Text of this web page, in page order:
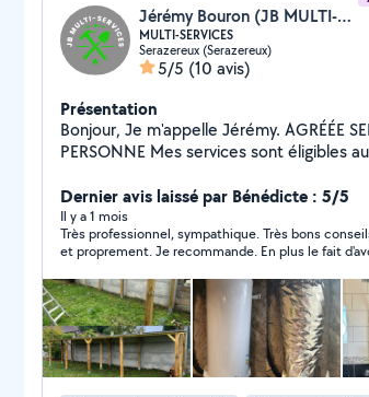
Jérémy Bouron (JB MULTI-SERVICES)
MULTI-SERVICES
Serazereux (Serazereux)
5/5 (10 avis)
Présentation
Bonjour, Je m'appelle Jérémy. AGRÉÉE SERVICE À LA
PERSONNE Mes services sont éligibles
avec avance immédiate. Je vous propose mes services
pour : - Travaux de bricolages intérieur et extérieur -
Entretien de vos espaces verts (tontes,
débroussaillage, taille de haie) -
gravats - Montage et installation de meubles - Livraison
de matériel Je reste à votre disposition pour tout
renseignement. Au plaisir de travailler
Dernier avis laissé par Bénédicte : 5/5
Il y a 1 mois
Très professionnel, sympathique. Très bons
et proprement. Je recommande. En plus le fait